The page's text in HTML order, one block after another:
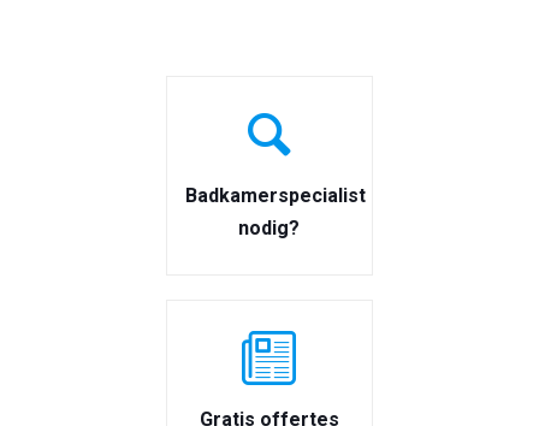
Badkamerspecialist
nodig?
Gratis offertes